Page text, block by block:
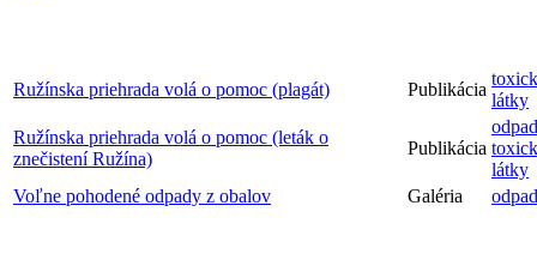
Ružínska priehrada volá o pomoc (plagát) Publikácia
látky
Ružínska priehrada volá o pomoc (leták o
znečistení Ružína)
Publikácia
látky
Voľne pohodené odpady z obalov
Galéria